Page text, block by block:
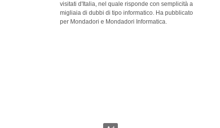
visitati d'Italia, nel quale risponde con semplicità a
migliaia di dubbi di tipo informatico. Ha pubblicato
per Mondadori e Mondadori Informatica.